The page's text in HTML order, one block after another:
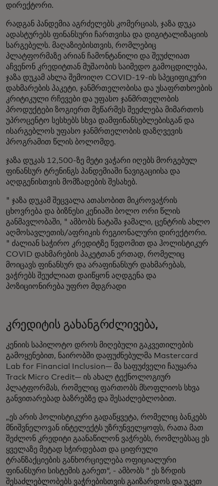
დირექტორი.
რადგან პანდემია აგრძელებს კომერციას, ჯაზა დუკა
ადასტურებს ფინანსური ჩართვისა და დიგიტალიზაციის
სარგებელს. მაღაზიებისთვის, რომლებიც
პლატფორმაზე არიან ჩამონტანილი და შეუძლიათ
აჩვენონ კრედიტთან მუშაობის საიმედო გამოცდილება,
ჯაზა დუკამ ახლა შემოიღო COVID-19-ის სპეციფიკური
დახმარების პაკეტი, ჯანმრთელობისა და უსაფრთხოების
კრიტიკული რჩევები და უფასო ჯანმრთელობის
პროდუქტები ზოგიერთ მეწარმეს შეეძლება მიმართოს
უპროცენტო სესხებს სხვა დამფინანსებლებისგან და
ისარგებლოს უფასო ჯანმრთელობის დაზღვევის
პროგრამით წლის ბოლომდე.
ჯაზა დუკას 12,500-ზე მეტი ვაჭარი იღებს მორგებულ
ფინანსურ ტრენინგს პანდემიაში ნავიგაციისა და
აღდგენისთვის მომზადების შესახებ.
" ჯაზა დუკამ შეცვალა ათასობით მიკროვაჭრის
ცხოვრება და ბიზნესი კენიაში ბოლო ორი წლის
განმავლობაში, " ამბობს ნატაშა ჯამალი, ცენტრის ახლო
აღმოსავლეთის/აფრიკის რეგიონალური დირექტორი.
" ძალიან საჭირო კრედიტზე წვდომით და ჰოლისტიკურ
COVID დახმარების პაკეტთან ერთად, რომელიც
მოიცავს ფინანსურ და არაფინანსურ დახმარებას,
ვაჭრებს შეუძლიათ დაიწყონ აღდგენა და
პოზიციონირება უფრო მდგრადი
კრედიტის გახანგრძლივება,
კენიის საპილოტო დროს მიღებული გაკვეთილების
გამოყენებით, ნაირობში დაფუძნებულმა Mastercard
Lab for Financial Inclusion— მა საფუძველი ჩაუყარა
Track Micro Credit— ის ახალ ტექნოლოგიურ
პლატფორმას, რომელიც ფართობს მსოფლიოს სხვა
განვითარებად ბაზრებზე და შესაძლებლობით.
„ეს არის ჰოლისტიკური გადაწყვეტა, რომელიც ბანკებს
მნიშვნელოვან ინტელექტს უზრუნველყოფს, რათა მათ
შეძლონ კრედიტი გაანაწილონ ვაჭრებს, რომლებსაც ეს
ყველაზე მეტად სჭირდებათ და ციფრული
ტრანზაქციების განხორციელება ოფიციალური
ფინანსური სისტემის გარეთ“, - ამბობს “ ეს ზრდის
შესაძლებლობებს ვაჭრებისთვის გაიზარდოს და უკეთ